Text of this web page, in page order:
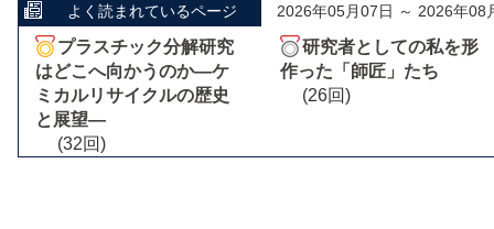
よく読まれているページ 2026年05月07日 ～ 2026年08
プラスチック分解研究
はどこへ向かうのか―ケ
ミカルリサイクルの歴史
と展望―
(32回)
研究者としての私を形
作った「師匠」たち
(26回)